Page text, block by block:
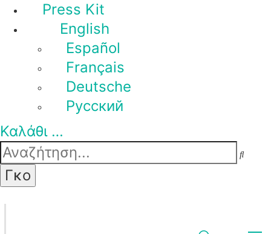
Press Kit
English
Español
Français
Deutsche
Pусский
Καλάθι …